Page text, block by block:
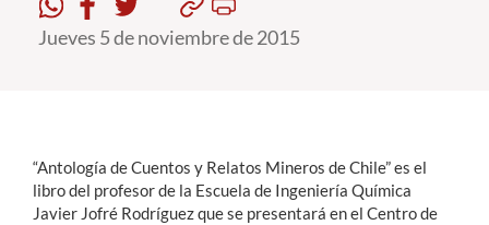
Alumni
Jueves 5 de noviembre de 2015
“Antología de Cuentos y Relatos Mineros de Chile” es el
libro del profesor de la Escuela de Ingeniería Química
Javier Jofré Rodríguez que se presentará en el Centro de